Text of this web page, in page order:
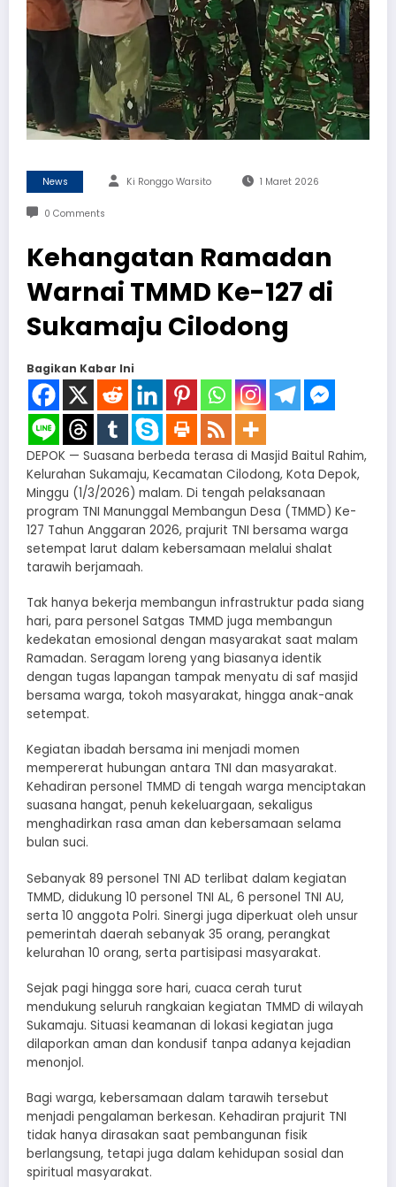
News Ki Ronggo Warsito 1 Maret 2026
0 Comments
Kehangatan Ramadan
Warnai TMMD Ke-127 di
Sukamaju Cilodong
Bagikan Kabar Ini
DEPOK — Suasana berbeda terasa di Masjid Baitul Rahim,
Kelurahan Sukamaju, Kecamatan Cilodong, Kota Depok,
Minggu (1/3/2026) malam. Di tengah pelaksanaan
program TNI Manunggal Membangun Desa (TMMD) Ke-
127 Tahun Anggaran 2026, prajurit TNI bersama warga
setempat larut dalam kebersamaan melalui shalat
tarawih berjamaah.
Tak hanya bekerja membangun infrastruktur pada siang
hari, para personel Satgas TMMD juga membangun
kedekatan emosional dengan masyarakat saat malam
Ramadan. Seragam loreng yang biasanya identik
dengan tugas lapangan tampak menyatu di saf masjid
bersama warga, tokoh masyarakat, hingga anak-anak
setempat.
Kegiatan ibadah bersama ini menjadi momen
mempererat hubungan antara TNI dan masyarakat.
Kehadiran personel TMMD di tengah warga menciptakan
suasana hangat, penuh kekeluargaan, sekaligus
menghadirkan rasa aman dan kebersamaan selama
bulan suci.
Sebanyak 89 personel TNI AD terlibat dalam kegiatan
TMMD, didukung 10 personel TNI AL, 6 personel TNI AU,
serta 10 anggota Polri. Sinergi juga diperkuat oleh unsur
pemerintah daerah sebanyak 35 orang, perangkat
kelurahan 10 orang, serta partisipasi masyarakat.
Sejak pagi hingga sore hari, cuaca cerah turut
mendukung seluruh rangkaian kegiatan TMMD di wilayah
Sukamaju. Situasi keamanan di lokasi kegiatan juga
dilaporkan aman dan kondusif tanpa adanya kejadian
menonjol.
Bagi warga, kebersamaan dalam tarawih tersebut
menjadi pengalaman berkesan. Kehadiran prajurit TNI
tidak hanya dirasakan saat pembangunan fisik
berlangsung, tetapi juga dalam kehidupan sosial dan
spiritual masyarakat.